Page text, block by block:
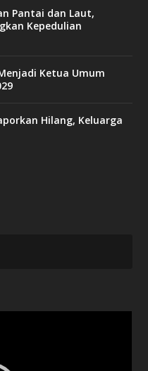
Pantai dan Laut,
Kepedulian
Menjadi Ketua Umum
Hilang, Keluarga